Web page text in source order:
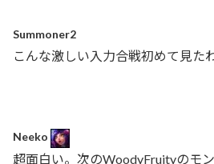
Summoner2
こんな激しい入力合戦初めて見た
Neeko
超面白い。次のWoodyFruityのモ